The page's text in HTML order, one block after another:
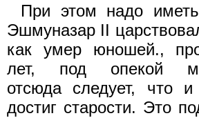
При этом надо
Эшмуназар II
как умер юношей.,
лет, под опекой
отсюда следует, что
достиг старости. Это